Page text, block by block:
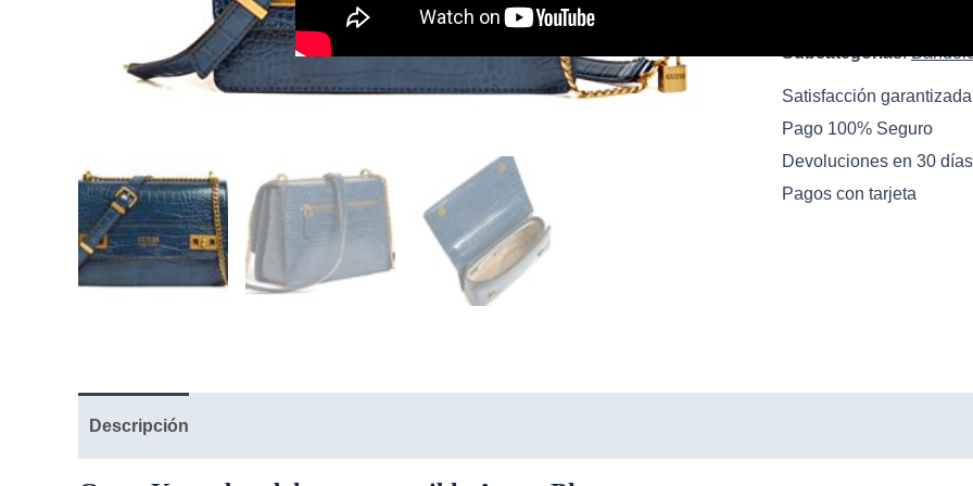
Subcategorias:
Satisfacción garantizada
Pago 100% Seguro
Devoluciones en 30 días
Pagos con tarjeta
Descripción